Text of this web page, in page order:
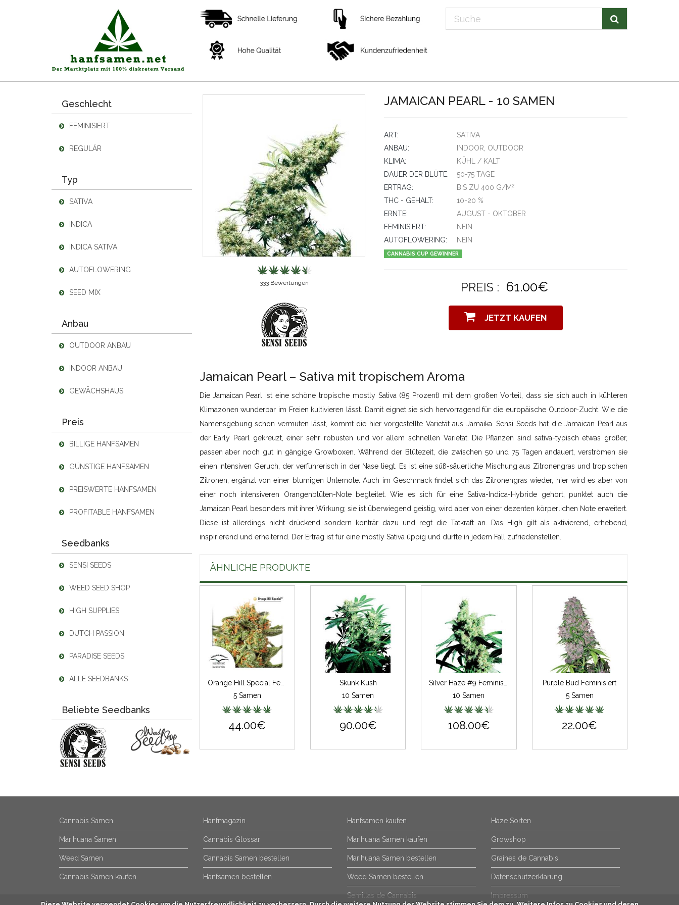
Geschlecht
FEMINISIERT
REGULÄR
Typ
SATIVA
INDICA
INDICA SATIVA
AUTOFLOWERING
SEED MIX
Anbau
OUTDOOR ANBAU
INDOOR ANBAU
GEWÄCHSHAUS
Preis
BILLIGE HANFSAMEN
GÜNSTIGE HANFSAMEN
PREISWERTE HANFSAMEN
PROFITABLE HANFSAMEN
Seedbanks
SENSI SEEDS
WEED SEED SHOP
HIGH SUPPLIES
DUTCH PASSION
PARADISE SEEDS
ALLE SEEDBANKS
Beliebte Seedbanks
333Bewertungen
JAMAICAN PEARL - 10 SAMEN
ART:
SATIVA
ANBAU:
INDOOR, OUTDOOR
KLIMA:
KÜHL / KALT
DAUER DER BLÜTE:
50-75 TAGE
ERTRAG:
BIS ZU 400 G/M2
THC - GEHALT:
10-20 %
ERNTE:
AUGUST - OKTOBER
FEMINISIERT:
NEIN
AUTOFLOWERING:
NEIN
CANNABIS CUP GEWINNER
PREIS : 61.00€
JETZT KAUFEN
Jamaican Pearl – Sativa mit tropischem Aroma
Die Jamaican Pearl ist eine schöne tropische mostly Sativa (85 Prozent) mit dem großen Vorteil, dass sie sich auch in kühleren
Klimazonen wunderbar im Freien kultivieren lässt. Damit eignet sie sich hervorragend für die europäische Outdoor-Zucht. Wie die
Namensgebung schon vermuten lässt, kommt die hier vorgestellte Varietät aus Jamaika. Sensi Seeds hat die Jamaican Pearl aus
der Early Pearl gekreuzt, einer sehr robusten und vor allem schnellen Varietät. Die Pflanzen sind sativa-typisch etwas größer,
passen aber noch gut in gängige Growboxen. Während der Blütezeit, die zwischen 50 und 75 Tagen andauert, verströmen sie
einen intensiven Geruch, der verführerisch in der Nase liegt. Es ist eine süß-säuerliche Mischung aus Zitronengras und tropischen
Zitronen, ergänzt von einer blumigen Unternote. Auch im Geschmack findet sich das Zitronengras wieder, hier wird es aber von
einer noch intensiveren Orangenblüten-Note begleitet. Wie es sich für eine Sativa-Indica-Hybride gehört, punktet auch die
Jamaican Pearl besonders mit ihrer Wirkung; sie ist überwiegend geistig, wird aber von einer dezenten körperlichen Note erweitert.
Diese ist allerdings nicht drückend sondern konträr dazu und regt die Tatkraft an. Das High gilt als aktivierend, erhebend,
inspirierend und erheiternd. Der Ertrag ist für eine mostly Sativa üppig und dürfte in jedem Fall zufriedenstellen.
ÄHNLICHE PRODUKTE
Orange Hill Special Feminisiert
5 Samen
44.00€
Skunk Kush
10 Samen
90.00€
10 Samen
108.00€
Purple Bud Feminisiert
5 Samen
22.00€
Cannabis Samen
Marihuana Samen
Weed Samen
Cannabis Samen kaufen
Hanfmagazin
Cannabis Glossar
Cannabis Samen bestellen
Hanfsamen bestellen
Hanfsamen kaufen
Marihuana Samen kaufen
Marihuana Samen bestellen
Weed Samen bestellen
Semillas de Cannabis
Haze Sorten
Growshop
Graines de Cannabis
Datenschutzerklärung
Impressum